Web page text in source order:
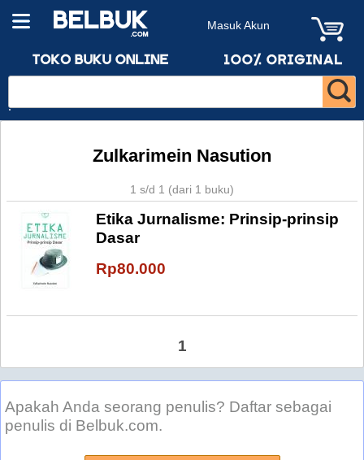
Masuk Akun
Zulkarimein Nasution
1 s/d 1 (dari 1 buku)
Etika Jurnalisme: Prinsip-prinsip
Dasar
Rp80.000
1
Apakah Anda seorang penulis? Daftar sebagai
penulis di Belbuk.com.